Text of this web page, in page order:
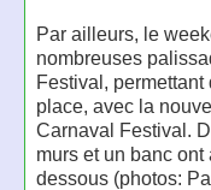
Par ailleurs, le
nombreuses
Festival,
place, avec la
Carnaval Festival.
murs et un banc
dessous (photos: